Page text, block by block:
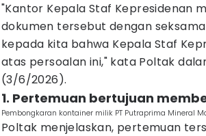
"Kantor Kepala Staf Kepresidenan
dokumen tersebut dengan
kepada kita bahwa Kepala Staf
atas persoalan ini," kata Poltak
(3/6/2026).
1. Pertemuan bertujuan
Pembongkaran kontainer milik PT Putraprima Mineral
Poltak menjelaskan, pertemuan